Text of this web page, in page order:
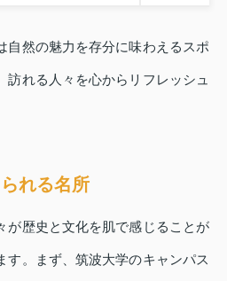
自然の魅力を存分に味わえるスポ
訪れる人々を心からリフレッシュ
れる名所
が歴史と文化を肌で感じることが
す。まず、筑波大学のキャンパス